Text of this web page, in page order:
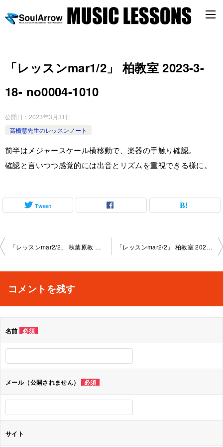
「レッスンmar1/2」 柏教室 2023-3-
18-­ no0004-­1010
公開日： 2023年3月31日
高橋慧先生のレッスンノート
前半はメジャースケール横移動で、楽器の手触り確認。
確認と言いつつ感覚的には出音とリズムを重視できる様に。
Tweet
投
ビ
シ
ョ
ン
「レッスンmar2/2」 秋葉原教 室 2023-3-30-­no0004-­1086 「レッスンmar2/2」 柏教室 2023-3-31-no0004-1010
コメントを残す
名前 必須
メール（公開されません） 必須
サイト